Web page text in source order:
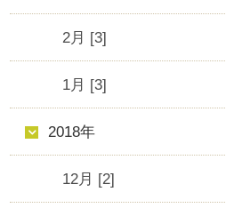
2月 [3]
1月 [3]
2018年
12月 [2]